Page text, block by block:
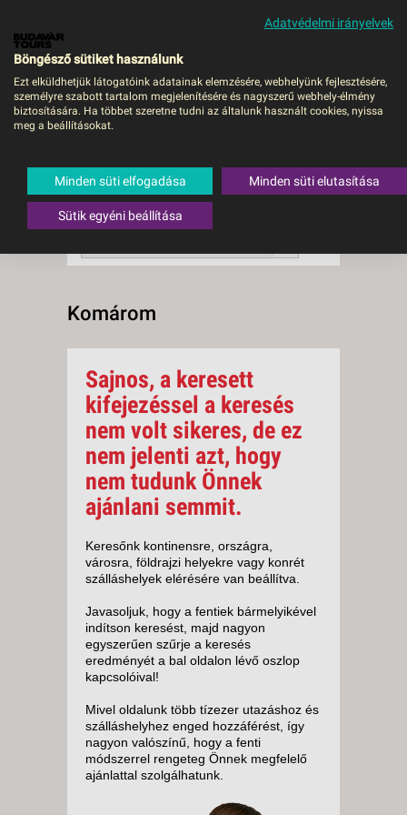
MENÜ
Komárom
megfelelő utazásttaláltunk.
A keresővel tovább szűkítheti a
találati listát!
RENDEZÉS:
Komárom
Sajnos, a keresett
kifejezéssel a keresés
nem volt sikeres, de ez
nem jelenti azt, hogy
nem tudunk Önnek
ajánlani semmit.
Keresőnk kontinensre, országra,
városra, földrajzi helyekre vagy konrét
szálláshelyek elérésére van beállítva.
Javasoljuk, hogy a fentiek bármelyikével
indítson keresést, majd nagyon
egyszerűen szűrje a keresés
eredményét a bal oldalon lévő oszlop
kapcsolóival!
Mivel oldalunk több tízezer utazáshoz és
szálláshelyhez enged hozzáférést, így
nagyon valószínű, hogy a fenti
módszerrel rengeteg Önnek megfelelő
ajánlattal szolgálhatunk.
Adatvédelmi irányelvek
Böngésző sütiket használunk
Ezt elküldhetjük látogatóink adatainak elemzésére, webhelyünk fejlesztésére,
személyre szabott tartalom megjelenítésére és nagyszerű webhely-élmény
biztosítására. Ha többet szeretne tudni az általunk használt cookies, nyissa
meg a beállításokat.
Minden süti elfogadása Minden süti elutasítása
Sütik egyéni beállítása